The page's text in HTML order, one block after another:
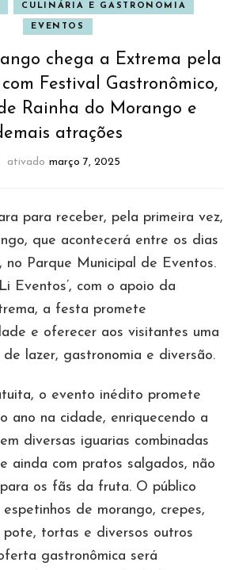
CULINÁRIA E GASTRONOMIA
EVENTOS
chega a Extrema pela
Festival Gastronômico,
Rainha do Morango e
atrações
ativado março 7, 2025
para receber, pela primeira vez,
que acontecerá entre os dias
no Parque Municipal de Eventos.
Eventos’, com o apoio da
a festa promete
e oferecer aos visitantes uma
de lazer, gastronomia e diversão.
o evento inédito promete
ano na cidade, enriquecendo a
diversas iguarias combinadas
ainda com pratos salgados, não
os fãs da fruta. O público
de morango, crepes,
pote, tortas e diversos outros
gastronômica será